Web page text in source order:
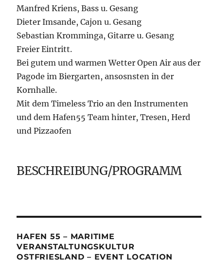
Manfred Kriens, Bass u. Gesang
Dieter Imsande, Cajon u. Gesang
Sebastian Kromminga, Gitarre u. Gesang
Freier Eintritt.
Bei gutem und warmen Wetter Open Air aus der
Pagode im Biergarten, ansosnsten in der
Kornhalle.
Mit dem Timeless Trio an den Instrumenten
und dem Hafen55 Team hinter, Tresen, Herd
und Pizzaofen
BESCHREIBUNG/PROGRAMM
HAFEN 55 – MARITIME
VERANSTALTUNGSKULTUR
OSTFRIESLAND – EVENT LOCATION